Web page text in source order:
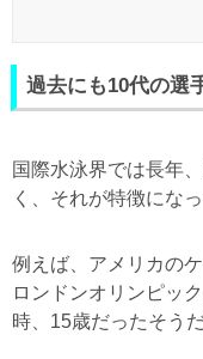
過去にも10代の選
国際水泳界では長年
く、それが特徴にな
例えば、アメリカの
ロンドンオリンピッ
時、15歳だったそうだ